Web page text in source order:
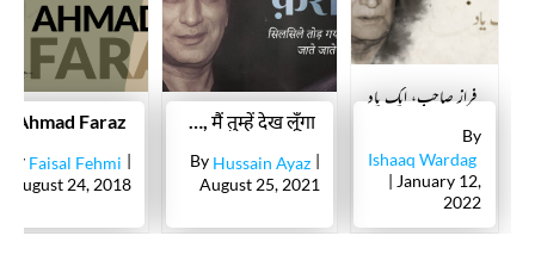
فراز صاحب، ایک یاد
By
Ishaaq Wardag
| January 12,
2022
जब रिटायर्ड जनरल बोले 'फ़राज़ तुम बाज़ नहीं आते, मैं तुम्हें देख लूँगा'
By Hussain Ayaz |
August 25, 2021
By Faisal Fehmi |
August 24, 2018